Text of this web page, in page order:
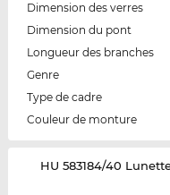
Dimension des verres
Dimension du pont
Longueur des branches
Genre
Type de cadre
Couleur de monture
‌HU 583184/40